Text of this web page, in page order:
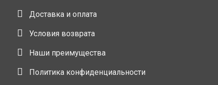
Доставка и оплата
Условия возврата
Наши преимущества
Политика конфиденциальности